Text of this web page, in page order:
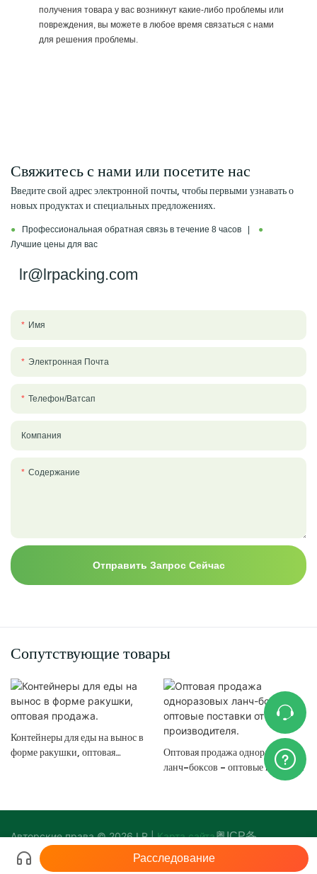
получения товара у вас возникнут какие-либо проблемы или
повреждения, вы можете в любое время связаться с нами
для решения проблемы.
Свяжитесь с нами или посетите нас
Введите свой адрес электронной почты, чтобы первыми узнавать о
новых продуктах и ​​специальных предложениях.
● Профессиональная обратная связь в течение 8 часов |
●
Лучшие цены для вас
lr@lrpacking.com
Имя
Электронная Почта
Телефон/ватсап
Компания
Содержание
Отправить Запрос Сейчас
Сопутствующие товары
Контейнеры для еды на вынос в
форме ракушки, оптовая
Оптовая продажа одноразовых
ланч-боксов - оптовые поставки
Авторские права © 2026 LR |Карта сайта粤ICP备
17140818号-2
Расследование